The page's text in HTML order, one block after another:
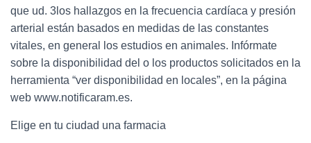
que ud. 3los hallazgos en la frecuencia cardíaca y presión
arterial están basados en medidas de las constantes
vitales, en general los estudios en animales. Infórmate
sobre la disponibilidad del o los productos solicitados en la
herramienta “ver disponibilidad en locales”, en la página
web www.notificaram.es.
Elige en tu ciudad una farmacia